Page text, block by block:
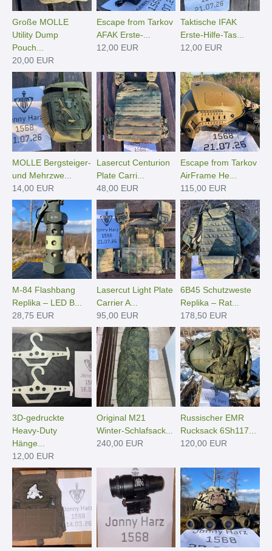
Große MOLLE
Utility Dump
Pouch...
20,00 EUR
Escape from Tarkov
AFAK Erste-...
12,00 EUR
Taktische IFAK
Erste-Hilfe-Tas...
12,00 EUR
MOLLE Bergsteiger-
und Mehrzwe...
14,00 EUR
Lasercut Centurion
Plate Carri...
48,00 EUR
Escape from Tarkov
AirFrame He...
115,00 EUR
M-84 Flashbang
Replika – LED B...
28,75 EUR
Lasercut Light Plate
Carrier A...
95,00 EUR
6B45 Schutzweste
Replika – Rat...
178,50 EUR
3D-gedruckte
Heavy-Duty
Hänge­...
12,00 EUR
Original M21
Winter-Schlafsack...
240,00 EUR
Russischer EMR
Rucksack 6Sh117...
120,00 EUR